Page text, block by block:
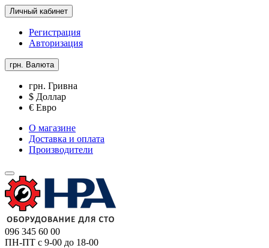
Личный кабинет
Регистрация
Авторизация
грн. Валюта
грн. Гривна
$ Доллар
€ Евро
О магазине
Доставка и оплата
Производители
096 345 60 00
ПН-ПТ с 9-00 до 18-00